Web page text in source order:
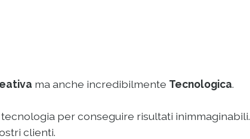
ma anche incredibilmente Tecnologica.
per conseguire risultati inimmaginabili.
clienti.